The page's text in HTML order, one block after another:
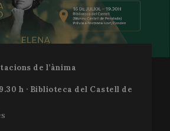
de l’ànima
h · Biblioteca del Castell de